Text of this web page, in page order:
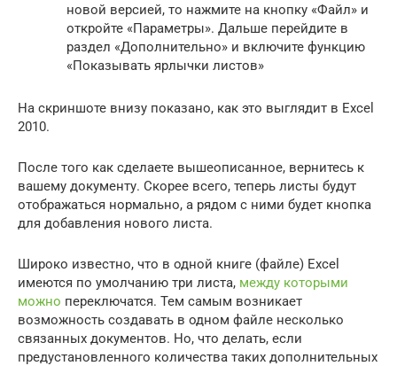
новой версией, то нажмите на кнопку «Файл» и
откройте «Параметры». Дальше перейдите в
раздел «Дополнительно» и включите функцию
«Показывать ярлычки листов»
На скриншоте внизу показано, как это выглядит в Excel
2010.
После того как сделаете вышеописанное, вернитесь к
вашему документу. Скорее всего, теперь листы будут
отображаться нормально, а рядом с ними будет кнопка
для добавления нового листа.
Широко известно, что в одной книге (файле) Excel
имеются по умолчанию три листа, между которыми
можно переключатся. Тем самым возникает
возможность создавать в одном файле несколько
связанных документов. Но, что делать, если
предустановленного количества таких дополнительных